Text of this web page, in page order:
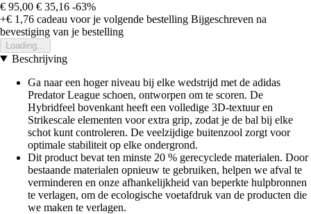
€ 95,00 € 35,16 -63%
+€ 1,76 cadeau voor je volgende bestelling Bijgeschreven na
bevestiging van je bestelling
Loading...
Beschrijving
Ga naar een hoger niveau bij elke wedstrijd met de adidas
Predator League schoen, ontworpen om te scoren. De
Hybridfeel bovenkant heeft een volledige 3D-textuur en
Strikescale elementen voor extra grip, zodat je de bal bij elke
schot kunt controleren. De veelzijdige buitenzool zorgt voor
optimale stabiliteit op elke ondergrond.
Dit product bevat ten minste 20 % gerecyclede materialen. Door
bestaande materialen opnieuw te gebruiken, helpen we afval te
verminderen en onze afhankelijkheid van beperkte hulpbronnen
te verlagen, om de ecologische voetafdruk van de producten die
we maken te verlagen.